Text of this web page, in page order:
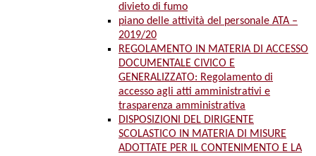
divieto di fumo
piano delle attività del personale ATA –
2019/20
REGOLAMENTO IN MATERIA DI ACCESSO
DOCUMENTALE CIVICO E
GENERALIZZATO: Regolamento di
accesso agli atti amministrativi e
trasparenza amministrativa
DISPOSIZIONI DEL DIRIGENTE
SCOLASTICO IN MATERIA DI MISURE
ADOTTATE PER IL CONTENIMENTO E LA